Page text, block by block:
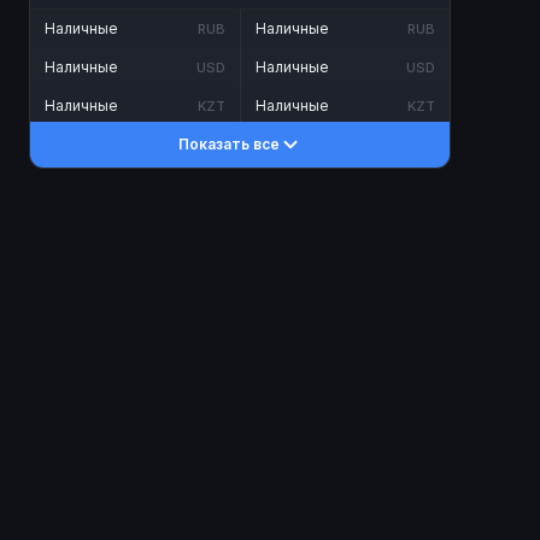
Наличные RUB
Наличные USD
Наличные KZT
Наличные RUB
Наличные USD
Наличные KZT
Показать все